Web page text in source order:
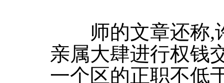
师的文章还称,
亲属大肆进行权钱
一个区的正职不低